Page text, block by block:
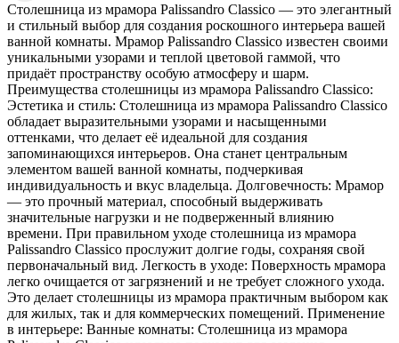
Столешница из мрамора Palissandro Classico — это элегантный
и стильный выбор для создания роскошного интерьера вашей
ванной комнаты. Мрамор Palissandro Classico известен своими
уникальными узорами и теплой цветовой гаммой, что
придаёт пространству особую атмосферу и шарм.
Преимущества столешницы из мрамора Palissandro Classico:
Эстетика и стиль: Столешница из мрамора Palissandro Classico
обладает выразительными узорами и насыщенными
оттенками, что делает её идеальной для создания
запоминающихся интерьеров. Она станет центральным
элементом вашей ванной комнаты, подчеркивая
индивидуальность и вкус владельца. Долговечность: Мрамор
— это прочный материал, способный выдерживать
значительные нагрузки и не подверженный влиянию
времени. При правильном уходе столешница из мрамора
Palissandro Classico прослужит долгие годы, сохраняя свой
первоначальный вид. Легкость в уходе: Поверхность мрамора
легко очищается от загрязнений и не требует сложного ухода.
Это делает столешницы из мрамора практичным выбором как
для жилых, так и для коммерческих помещений. Применение
в интерьере: Ванные комнаты: Столешница из мрамора